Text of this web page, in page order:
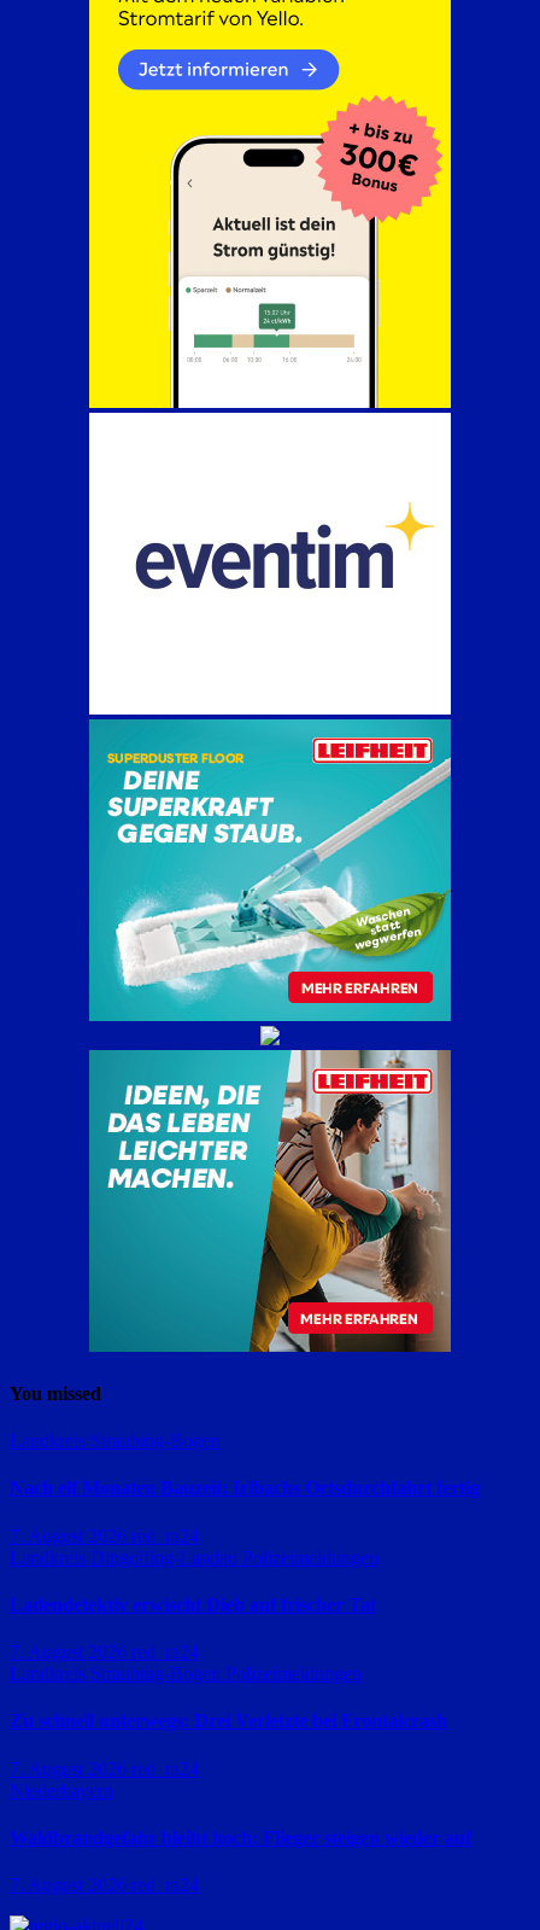
You missed
Landkreis Straubing-Bogen
Nach elf Monaten Bauzeit: Irlbachs Ortsdurchfahrt fertig
7. August 2026 red_ra24
Landkreis Dingolfing-Landau Polizeimeldungen
Ladendetektiv erwischt Dieb auf frischer Tat
7. August 2026 red_ra24
Landkreis Straubing-Bogen Polizeimeldungen
Zu schnell unterwegs: Drei Verletzte bei Frontalcrash
7. August 2026 red_ra24
Niederbayern
Waldbrandgefahr bleibt hoch: Flieger steigen wieder auf
7. August 2026 red_ra24